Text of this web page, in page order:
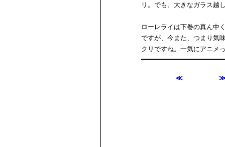
リ。でも、大きなガラス越
ローレライは下巻の真ん中
ですが、今また、つまり気
クリですね。一気にアニメ
≪